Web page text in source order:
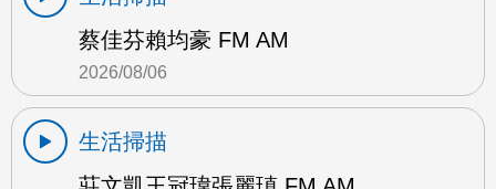
蔡佳芬賴均豪 FM AM
2026/08/06
生活掃描